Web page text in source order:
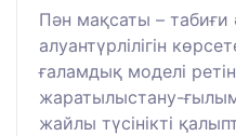
Пән мақсаты – табиғи
алуантүрлілігін
ғаламдық моделі
жаратылыстану-
жайлы түсінікті